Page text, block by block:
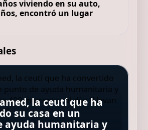
viviendo en su auto,
encontró un lugar
la vida de Tifón, de
reveló qué causó la
del cohete New
psicólogo:
una persona se mete
y empieza a dar
un problema el
un mecanismo
la ceutí que ha
su casa en un
ayuda humanitaria y
Towle, la
que compartía su